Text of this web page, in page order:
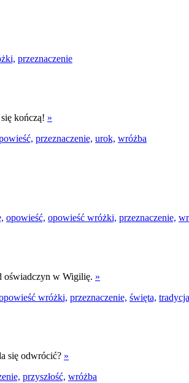
przeznaczenie
kończą! »
przeznaczenie, urok, wróżba
opowieść, opowieść wróżki, przeznaczenie,
oświadczyn w Wigilię. »
wróżki, przeznaczenie, święta,
się odwrócić? »
przyszłość, wróżba